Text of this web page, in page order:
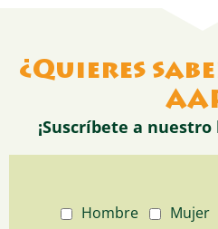
¿Quieres
¡Suscríbete a
Hombre Mujer